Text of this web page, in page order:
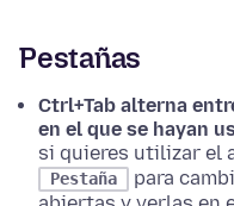
Pestañas
Ctrl+Tab alterna
en el que se hayan
si quieres utilizar el
Pestaña
para